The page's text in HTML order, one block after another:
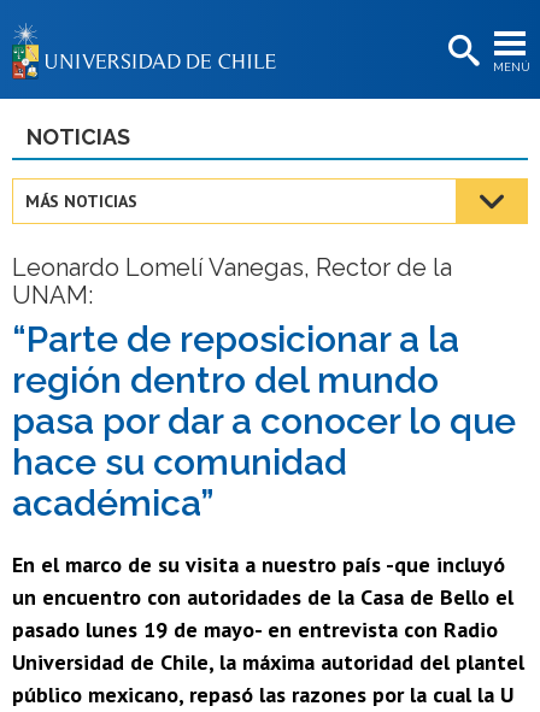
MENÚ
BIBLIOTECAS
Estudiantes
Académicas/os
Funcionarias/os
Egresadas/os
NOTICIAS
MÁS NOTICIAS
Leonardo Lomelí Vanegas, Rector de la
UNAM:
“Parte de reposicionar a la
región dentro del mundo
pasa por dar a conocer lo que
hace su comunidad
académica”
En el marco de su visita a nuestro país -que incluyó
un encuentro con autoridades de la Casa de Bello el
pasado lunes 19 de mayo- en entrevista con Radio
Universidad de Chile, la máxima autoridad del plantel
público mexicano, repasó las razones por la cual la U